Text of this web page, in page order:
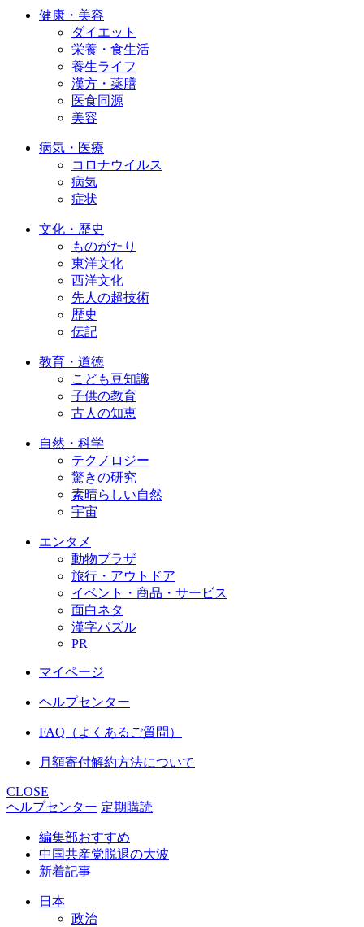
健康・美容
ダイエット
栄養・食生活
養生ライフ
漢方・薬膳
医食同源
美容
病気・医療
コロナウイルス
病気
症状
文化・歴史
ものがたり
東洋文化
西洋文化
先人の超技術
歴史
伝記
教育・道徳
こども豆知識
子供の教育
古人の知恵
自然・科学
テクノロジー
驚きの研究
素晴らしい自然
宇宙
エンタメ
動物プラザ
旅行・アウトドア
イベント・商品・サービス
面白ネタ
漢字パズル
PR
マイページ
ヘルプセンター
FAQ（よくあるご質問）
月額寄付解約方法について
CLOSE
ヘルプセンター 定期購読
編集部おすすめ
中国共産党脱退の大波
新着記事
日本
政治